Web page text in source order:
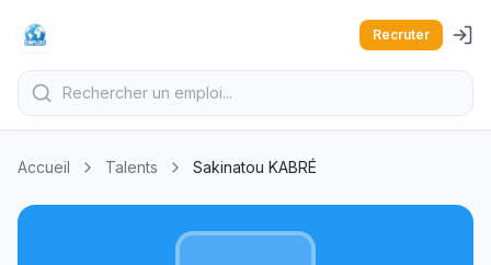
Recruter
Accueil Talents Sakinatou KABRÉ